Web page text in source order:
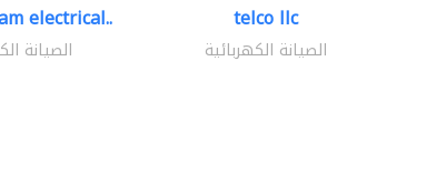
electrical..
الصيانة
telco llc
الصيانة الكهربائية